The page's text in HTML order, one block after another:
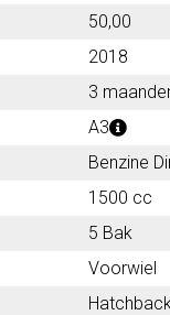
50,00
2018
3
A3
Benzine
1500 cc
5 Bak
Voorwiel